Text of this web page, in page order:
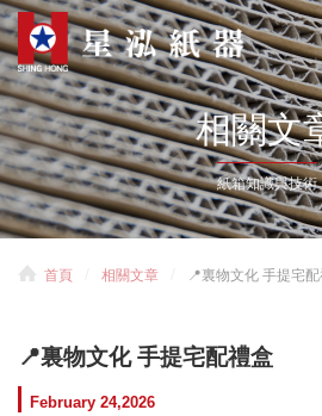
相關文
紙箱知識與技術
首頁 相關文章 📍裏物文化 手提宅
📍裏物文化 手提宅配禮盒
February 24,2026